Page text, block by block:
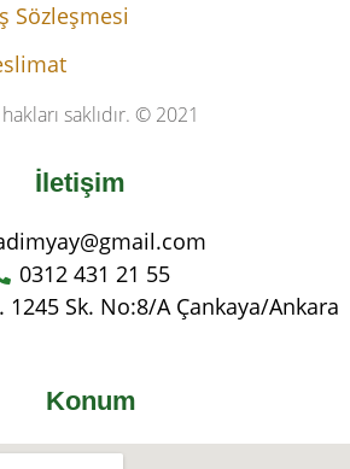
Sözleşmesi
saklıdır. © 2021
İletişim
0312 431 21 55
1245 Sk. No:8/A Çankaya/Ankara
Konum